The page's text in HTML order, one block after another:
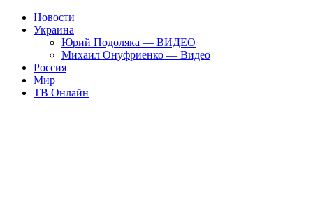
Новости
Украина
Юрий Подоляка — ВИДЕО
Михаил Онуфриенко — Видео
Россия
Мир
ТВ Онлайн